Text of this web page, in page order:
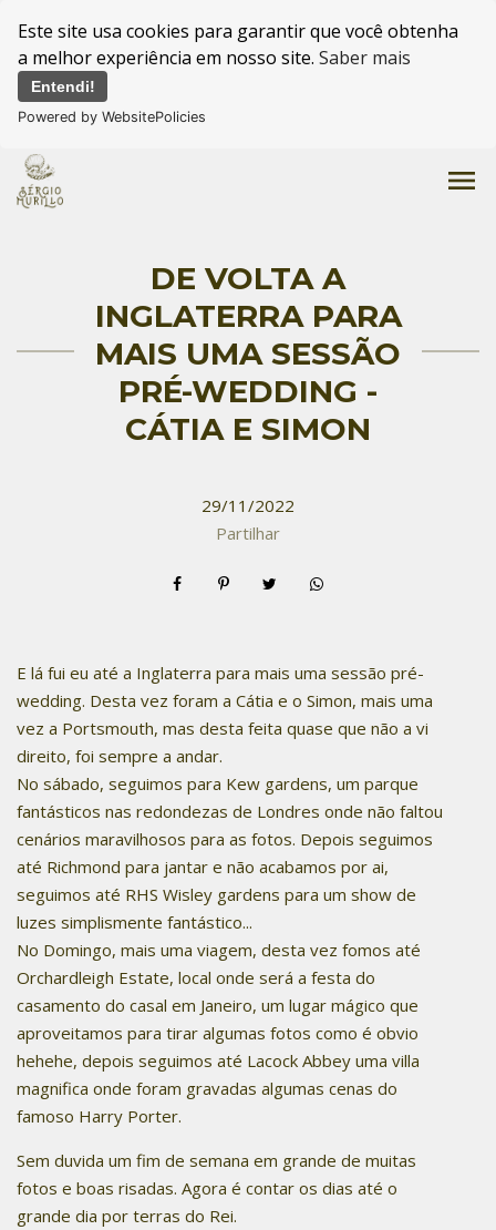
Este site usa cookies para garantir que você obtenha
a melhor experiência em nosso site. Saber mais
Entendi!
Powered by WebsitePolicies
menu
DE VOLTA A
INGLATERRA PARA
MAIS UMA SESSÃO
PRÉ-WEDDING -
CÁTIA E SIMON
29/11/2022
Partilhar
E lá fui eu até a Inglaterra para mais uma sessão pré-
wedding. Desta vez foram a Cátia e o Simon, mais uma
vez a Portsmouth, mas desta feita quase que não a vi
direito, foi sempre a andar.
No sábado, seguimos para Kew gardens, um parque
fantásticos nas redondezas de Londres onde não faltou
cenários maravilhosos para as fotos. Depois seguimos
até Richmond para jantar e não acabamos por ai,
seguimos até RHS Wisley gardens para um show de
luzes simplismente fantástico...
No Domingo, mais uma viagem, desta vez fomos até
Orchardleigh Estate, local onde será a festa do
casamento do casal em Janeiro, um lugar mágico que
aproveitamos para tirar algumas fotos como é obvio
hehehe, depois seguimos até Lacock Abbey uma villa
magnifica onde foram gravadas algumas cenas do
famoso Harry Porter.
Sem duvida um fim de semana em grande de muitas
fotos e boas risadas. Agora é contar os dias até o
grande dia por terras do Rei.